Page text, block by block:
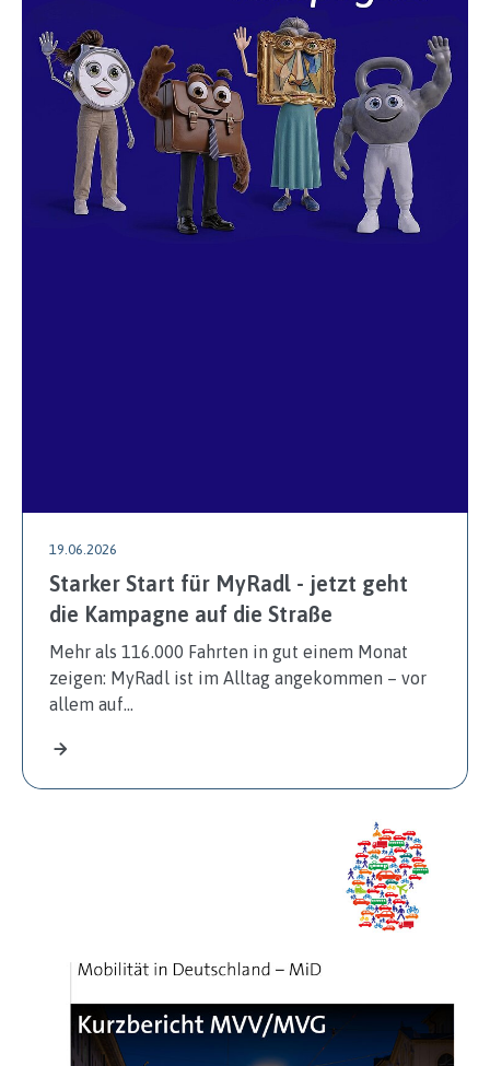
19.06.2026
Starker Start für MyRadl - jetzt geht
die Kampagne auf die Straße
Mehr als 116.000 Fahrten in gut einem Monat
zeigen: MyRadl ist im Alltag angekommen – vor
allem auf…